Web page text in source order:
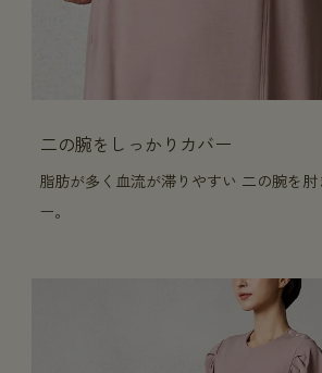
二の腕をしっかりカバー
脂肪が多く血流が滞りやすい 二の腕を
ー。